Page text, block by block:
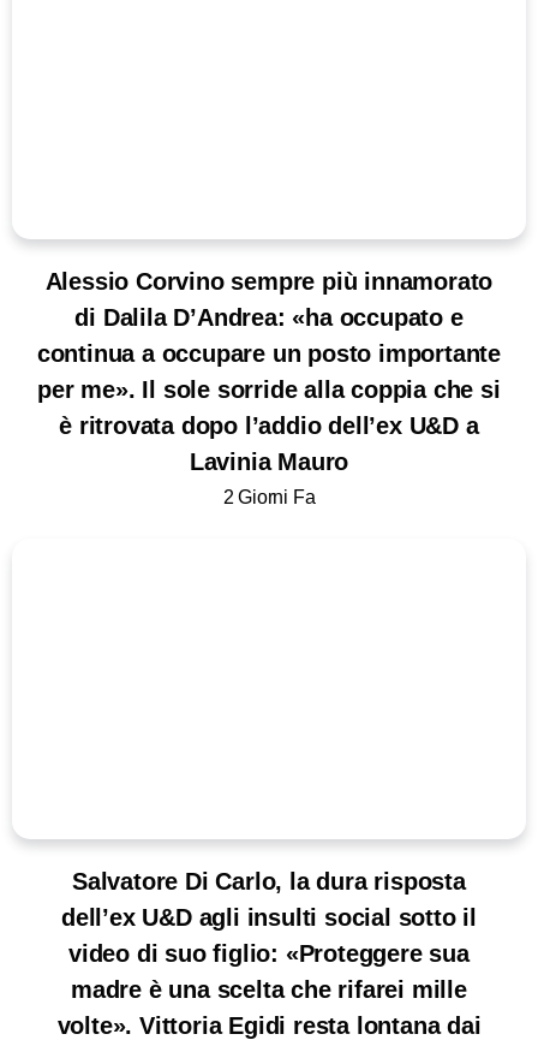
Alessio Corvino sempre più innamorato
di Dalila D’Andrea: «ha occupato e
continua a occupare un posto importante
per me». Il sole sorride alla coppia che si
è ritrovata dopo l’addio dell’ex U&D a
Lavinia Mauro
2 Giorni Fa
Salvatore Di Carlo, la dura risposta
dell’ex U&D agli insulti social sotto il
video di suo figlio: «Proteggere sua
madre è una scelta che rifarei mille
volte». Vittoria Egidi resta lontana dai